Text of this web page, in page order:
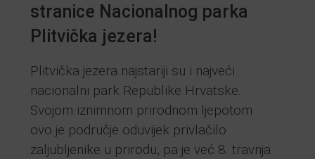
stranice Nacionalnog parka
Plitvička jezera!
Plitvička jezera najstariji su i najveći
nacionalni park Republike Hrvatske.
Svojom iznimnom prirodnom ljepotom
ovo je područje oduvijek privlačilo
zaljubljenike u prirodu, pa je već 8. travnja